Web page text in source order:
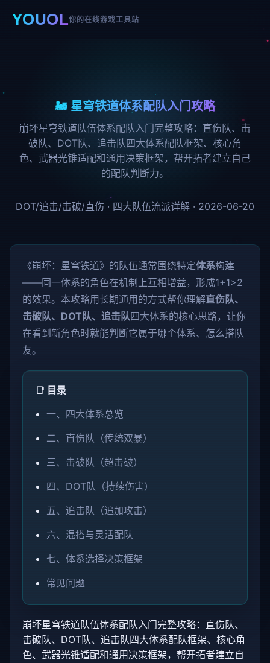
YOUOL你的在线游戏工具站
🚂 星穹铁道体系配队入门攻略
崩坏星穹铁道队伍体系配队入门完整攻略：直伤队、击
破队、DOT队、追击队四大体系配队框架、核心角
色、武器光锥适配和通用决策框架，帮开拓者建立自己
的配队判断力。
DOT/追击/击破/直伤 · 四大队伍流派详解 · 2026-06-20
《崩坏：星穹铁道》的队伍通常围绕特定体系构建
——同一体系的角色在机制上互相增益，形成1+1>2
的效果。本攻略用长期通用的方式帮你理解直伤队、
击破队、DOT队、追击队四大体系的核心思路，让你
在看到新角色时就能判断它属于哪个体系、怎么搭队
友。
📑 目录
一、四大体系总览
二、直伤队（传统双暴）
三、击破队（超击破）
四、DOT队（持续伤害）
五、追击队（追加攻击）
六、混搭与灵活配队
七、体系选择决策框架
常见问题
崩坏星穹铁道队伍体系配队入门完整攻略：直伤队、
击破队、DOT队、追击队四大体系配队框架、核心角
色、武器光锥适配和通用决策框架，帮开拓者建立自